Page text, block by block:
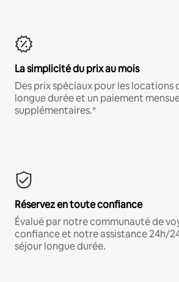
La simplicité du prix au mois
Des prix spéciaux pour les locations
longue durée et un paiement
supplémentaires.*
Réservez en toute confiance
Évalué par notre communauté de
confiance et notre assistance 24h/
séjour longue durée.